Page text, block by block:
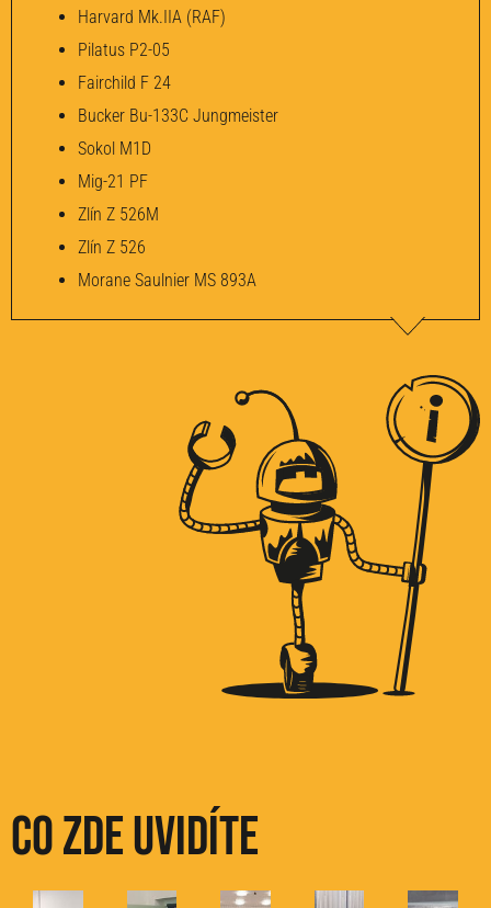
Harvard Mk.IIA (RAF)
Pilatus P2-05
Fairchild F 24
Bucker Bu-133C Jungmeister
Sokol M1D
Mig-21 PF
Zlín Z 526M
Zlín Z 526
Morane Saulnier MS 893A
Co zde uvidíte